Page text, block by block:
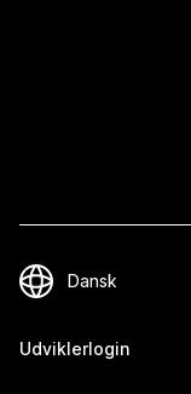
Udviklerlogin